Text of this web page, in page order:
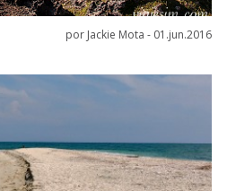
por Jackie Mota - 01.jun.2016